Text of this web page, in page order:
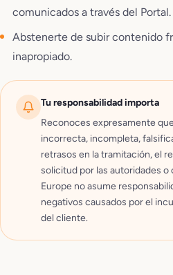
comunicados a través del Portal.
Abstenerte de subir contenido
inapropiado.
Tu responsabilidad importa
Reconoces expresamente
incorrecta, incompleta,
retrasos en la tramitación, el
solicitud por las autoridades o
Europe no asume
negativos causados por el
del cliente.